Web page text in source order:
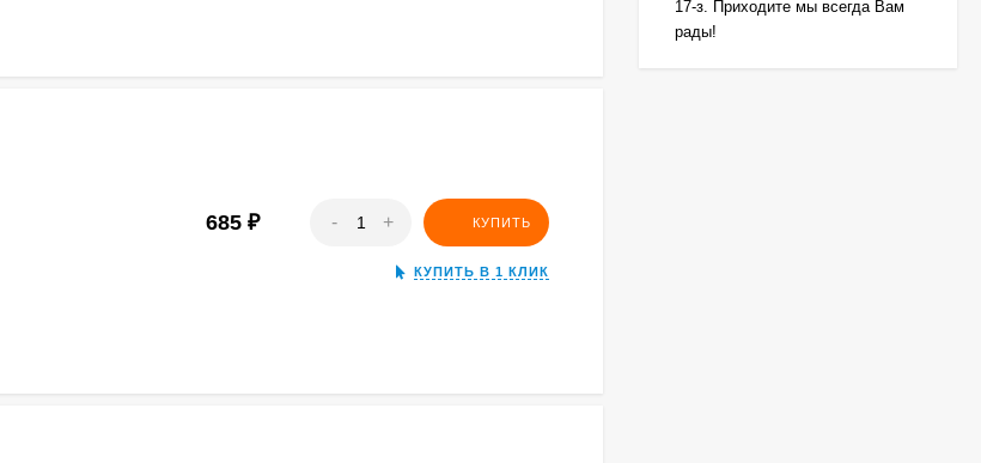
685 ₽ - + КУПИТЬ
КУПИТЬ В 1 КЛИК
17-з. Приходите мы всегда Вам
рады!